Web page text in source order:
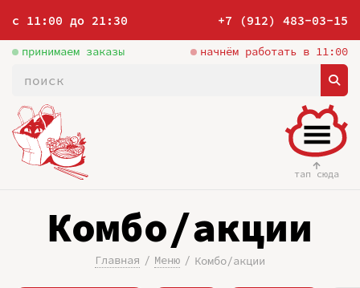
с 11:00 до 21:30 +7 (912) 483-03-15
принимаем заказы начнём работать в 11:00
тап сюда
Комбо/акции
Главная Меню Комбо/акции